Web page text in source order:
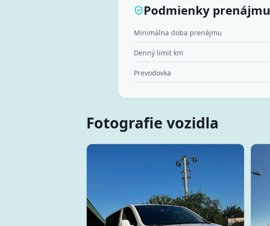
Podmienky prenájmu
Minimálna doba prenájmu
Denný limit km
Prevodovka
Fotografie vozidla